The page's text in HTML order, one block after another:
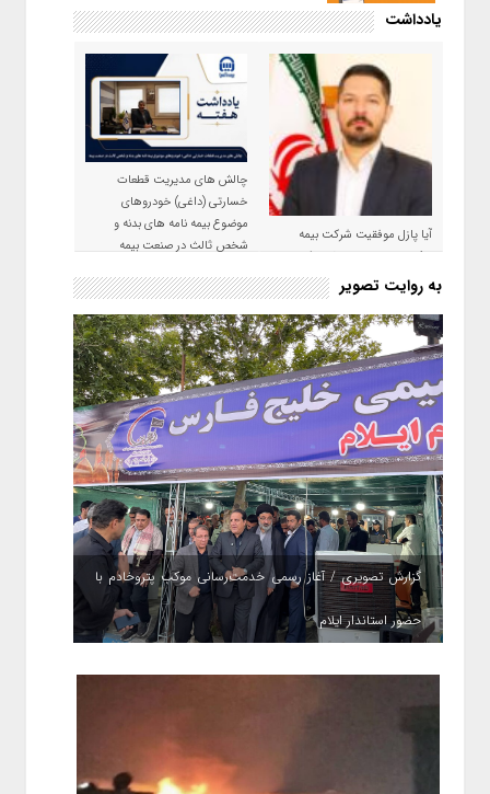
یادداشت
آیا پازل موفقیت شرکت بیمه
حکمت صبا در سال ۱۴۰۵ کامل می
شود؟!
چالش های مدیریت قطعات
خسارتی (داغی) خودروهای
موضوع بیمه نامه های بدنه و
شخص ثالث در صنعت بیمه
به روایت تصویر
گزارش تصویری / آغاز رسمی خدمت‌رسانی موکب پتروخادم با
حضور استاندار ایلام